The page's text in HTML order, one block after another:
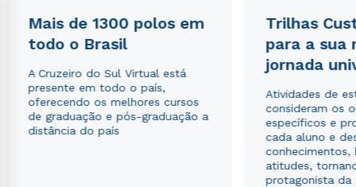
Mais de 1300 polos em
todo o Brasil
A Cruzeiro do Sul Virtual está
presente em todo o país,
oferecendo os melhores cursos
de graduação e pós-graduação a
distância do país
Trilhas
para a sua
jornada
Atividades de
consideram os
específicos e
cada aluno e
conhecimentos,
atitudes,
protagonista da